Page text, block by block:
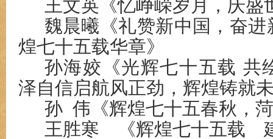
王文英《忆峥嵘岁月，庆盛
魏晨曦《礼赞新中国，奋
煌七十五载华章》
孙海姣《光辉七十五载
泽自信启航风正劲，辉煌铸就
孙 伟《辉煌七十五春秋，
王胜寒 《辉煌七十五载